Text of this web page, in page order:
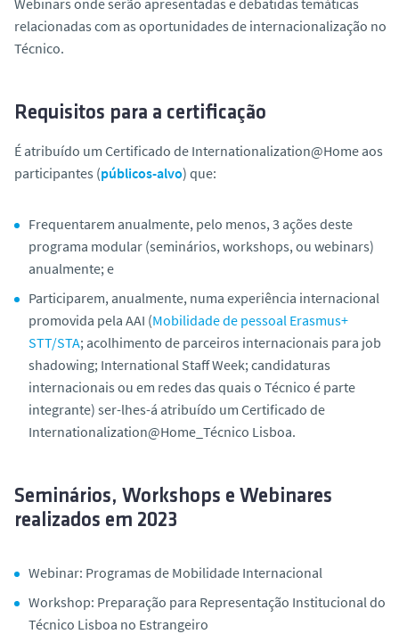
relacionadas com as oportunidades de internacionalização no
Técnico.
Requisitos para a certificação
É atribuído um Certificado de Internationalization@Home aos
participantes (públicos-alvo) que:
Frequentarem anualmente, pelo menos, 3 ações deste
programa modular (seminários, workshops, ou webinars)
anualmente; e
Participarem, anualmente, numa experiência internacional
promovida pela AAI (Mobilidade de pessoal Erasmus+
STT/STA; acolhimento de parceiros internacionais para job
shadowing; International Staff Week; candidaturas
internacionais ou em redes das quais o Técnico é parte
integrante) ser-lhes-á atribuído um Certificado de
Internationalization@Home_Técnico Lisboa.
Seminários, Workshops e Webinares
realizados em 2023
Webinar: Programas de Mobilidade Internacional
Workshop: Preparação para Representação Institucional do
Técnico Lisboa no Estrangeiro